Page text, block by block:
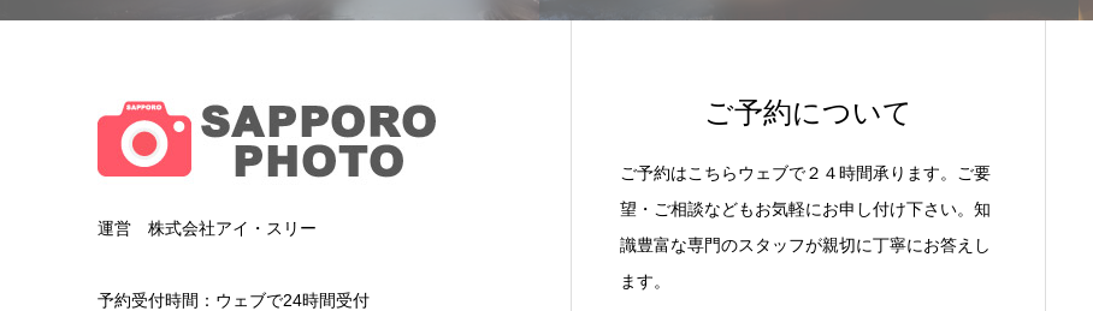
運営 株式会社アイ・スリー
予約受付時間：ウェブで24時間受付
ご予約について
ご予約はこちらウェブで２４時間承ります。ご要
望・ご相談などもお気軽にお申し付け下さい。知
識豊富な専門のスタッフが親切に丁寧にお答えし
ます。